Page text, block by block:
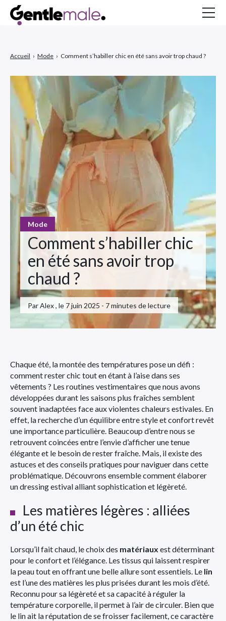
Mode
Comment s’habiller chic
en été sans avoir trop
chaud ?
Par Alex , le 7 juin 2025 - 7 minutes de lecture
Accueil › Mode › Comment s’habiller chic en été sans avoir trop chaud ?
Chaque été, la montée des températures pose un défi :
comment rester chic tout en étant à l’aise dans ses
vêtements ? Les routines vestimentaires que nous avons
développées durant les saisons plus fraîches semblent
souvent inadaptées face aux violentes chaleurs estivales. En
effet, la recherche d’un équilibre entre style et confort revêt
une importance particulière. Beaucoup d’entre nous se
retrouvent coincées entre l’envie d’afficher une tenue
élégante et le besoin de rester fraîche. Mais, il existe des
astuces et des conseils pratiques pour naviguer dans cette
problématique. Découvrons ensemble comment élaborer
un dressing estival alliant sophistication et légèreté.
Les matières légères : alliées
d’un été chic
Lorsqu’il fait chaud, le choix des matériaux est déterminant
pour le confort et l’élégance. Les tissus qui laissent respirer
la peau tout en offrant une belle allure sont essentiels. Le lin
est l’une des matières les plus prisées durant les mois d’été.
Reconnu pour sa légèreté et sa capacité à réguler la
température corporelle, il permet à l’air de circuler. Bien que
le lin ait la réputation de se froisser facilement, ce caractère
À propos
Inspirations
MAGAZINE